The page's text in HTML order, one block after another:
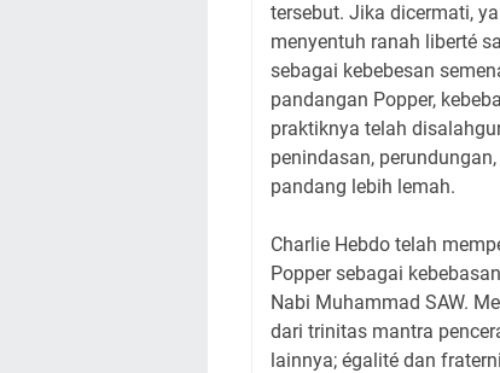
tersebut. Jika dicermati,
menyentuh ranah liberté
sebagai kebebesan
pandangan Popper,
praktiknya telah
penindasan,
pandang lebih lemah.
Charlie Hebdo telah
Popper sebagai
Nabi Muhammad SAW.
dari trinitas mantra
lainnya; égalité dan